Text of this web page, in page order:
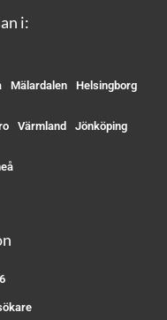
i:
Mälardalen Helsingborg
Värmland Jönköping